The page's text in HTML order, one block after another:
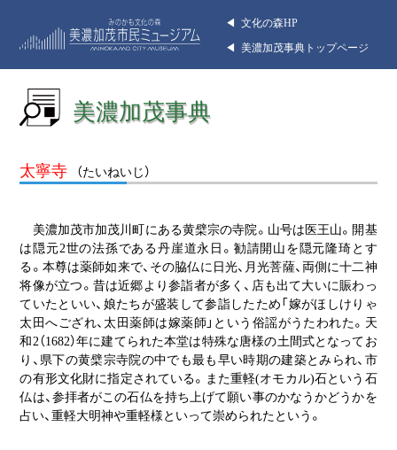
◀︎ 文化の森HP
◀︎ 美濃加茂事典トップページ
美濃加茂事典
太寧寺 （たいねいじ）
美濃加茂市加茂川町にある黄檗宗の寺院。山号は医王山。開基
は隠元2世の法孫である丹崖道永日。勧請開山を隠元隆琦とす
る。本尊は薬師如来で、その脇仏に日光、月光菩薩、両側に十二神
将像が立つ。昔は近郷より参詣者が多く、店も出て大いに賑わっ
ていたといい、娘たちが盛装して参詣したため「嫁がほしけりゃ
太田へござれ、太田薬師は嫁薬師」という俗謡がうたわれた。天
和2（1682）年に建てられた本堂は特殊な唐様の土間式となってお
り、県下の黄檗宗寺院の中でも最も早い時期の建築とみられ、市
の有形文化財に指定されている。また重軽(オモカル)石という石
仏は、参拝者がこの石仏を持ち上げて願い事のかなうかどうかを
占い、重軽大明神や重軽様といって崇められたという。